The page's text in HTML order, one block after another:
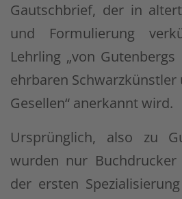
Gautschbrief, der in
und Formulierung
Lehrling „von
ehrbaren
Gesellen“ anerkannt wird.
Ursprünglich, also zu
wurden nur Buchdrucker
der ersten